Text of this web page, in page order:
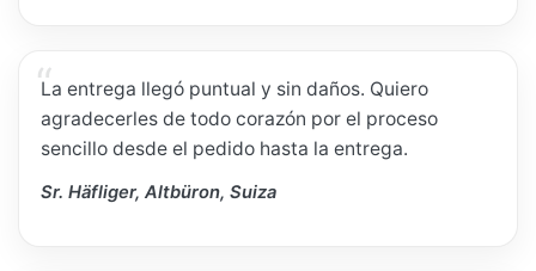
La entrega llegó puntual y sin daños. Quiero
agradecerles de todo corazón por el proceso
sencillo desde el pedido hasta la entrega.
Sr. Häfliger, Altbüron, Suiza